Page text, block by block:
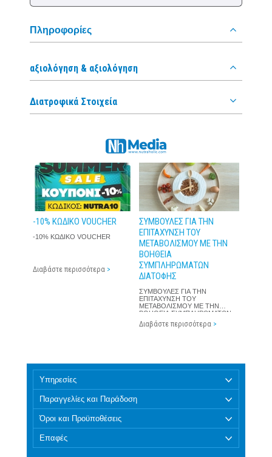
Πληροφορίες
αξιολόγηση & αξιολόγηση
Διατροφικά Στοιχεία
-10% ΚΩΔΙΚΟ VOUCHER
-10% ΚΩΔΙΚΟ VOUCHER
Διαβάστε περισσότερα >
ΣΥΜΒΟΥΛΕΣ ΓΙΑ ΤΗΝ
ΕΠΙΤΑΧΥΝΣΗ ΤΟΥ
ΜΕΤΑΒΟΛΙΣΜΟΥ ΜΕ ΤΗΝ
ΒΟΗΘΕΙΑ
ΣΥΜΠΛΗΡΩΜΑΤΩΝ
ΔΙΑΤΟΦΗΣ
ΣΥΜΒΟΥΛΕΣ ΓΙΑ ΤΗΝ
ΕΠΙΤΑΧΥΝΣΗ ΤΟΥ
ΜΕΤΑΒΟΛΙΣΜΟΥ ΜΕ ΤΗΝ
ΒΟΗΘΕΙΑ ΣΥΜΠΛΗΡΩΜΑΤΩΝ
ΔΙΑΤΟΦΗΣ
Διαβάστε περισσότερα >
Υπηρεσίες
Παραγγελίες και Παράδοση
Όροι και Προϋποθέσεις
Επαφές